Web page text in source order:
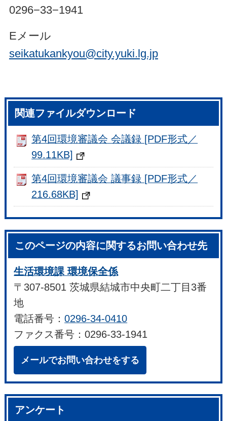
0296−33−1941
Eメール
seikatukankyou@city.yuki.lg.jp
関連ファイルダウンロード
第4回環境審議会 会議録 [PDF形式／
99.11KB]
第4回環境審議会 議事録 [PDF形式／
216.68KB]
このページの内容に関するお問い合わせ先
生活環境課 環境保全係
〒307-8501 茨城県結城市中央町二丁目3番
地
電話番号：0296-34-0410
ファクス番号：0296-33-1941
メールでお問い合わせをする
アンケート